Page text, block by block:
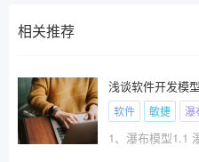
相关推荐
浅谈软件开发模
软件 敏捷 瀑